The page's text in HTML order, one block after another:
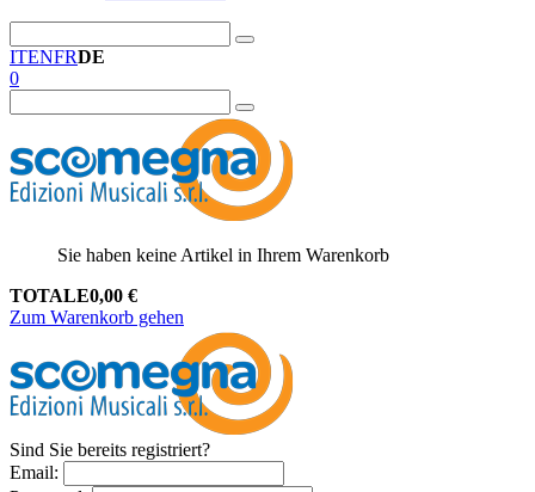
ITENFRDE
0
Sie haben keine Artikel in Ihrem Warenkorb
TOTALE0,00 €
Zum Warenkorb gehen
Sind Sie bereits registriert?
Email: